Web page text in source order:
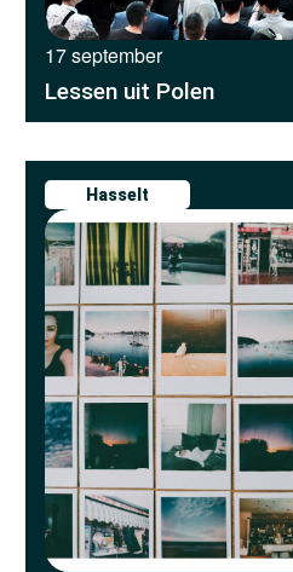
17 september
Lessen uit Polen
Hasselt